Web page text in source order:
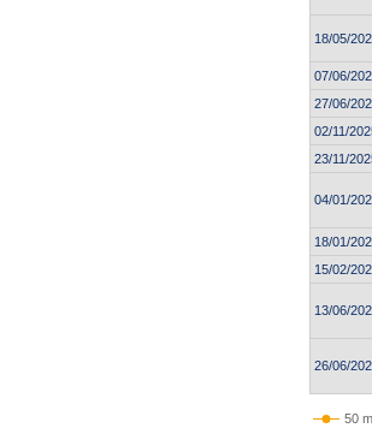
18/05/
07/06/
27/06/
02/11/
23/11/
04/01/
18/01/
15/02/
13/06/
26/06/
50 m